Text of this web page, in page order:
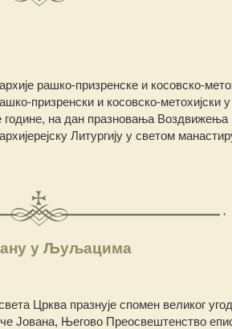
рашко-призренске и косовско-
призренски и косовско-метохијски у
године, на дан празновања Воздвижења
Литургију у светом
у Љуљацима
Црква празнује спомен великог
Јована, Његово Преосвештенство